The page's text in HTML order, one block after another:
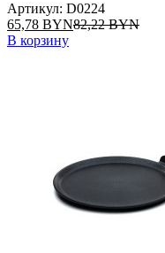
Артикул: D0224
65,78 BYN82,22BYN
В корзину